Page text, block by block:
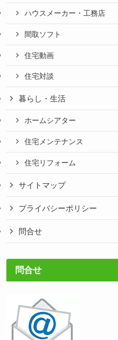
ハウスメーカー・工務店
間取ソフト
住宅動画
住宅対談
暮らし・生活
ホームシアター
住宅メンテナンス
住宅リフォーム
サイトマップ
プライバシーポリシー
問合せ
問合せ